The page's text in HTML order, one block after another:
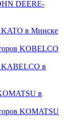
DEERE-
KATO в Минске
KOBELCO
KABELCO в
в
KOMATSU